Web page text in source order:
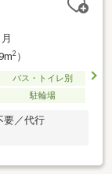
2）
バス・トイレ別
駐輪場
要／代行